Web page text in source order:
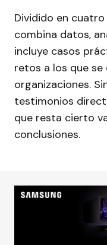
Dividido en
combina datos,
incluye casos
retos a los que
organizaciones.
testimonios
que resta cierto
conclusiones.